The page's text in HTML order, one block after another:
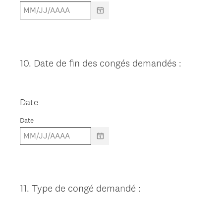
Question
10. Date de fin des congés demandés :
Date
Date
Question
11. Type de congé demandé :